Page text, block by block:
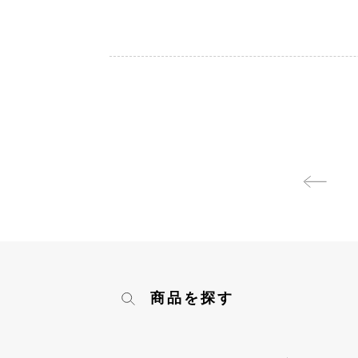
商品を探す